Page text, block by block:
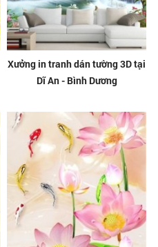
Xưởng in tranh dán tường 3D tại
Dĩ An - Bình Dương